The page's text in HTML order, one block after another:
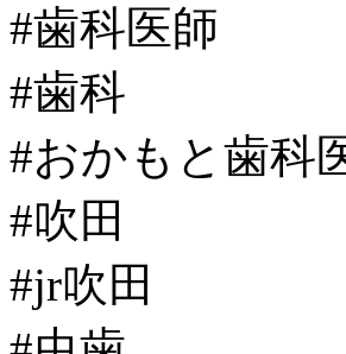
#歯科医師
#歯科
#おかもと歯科
#吹田
#jr吹田